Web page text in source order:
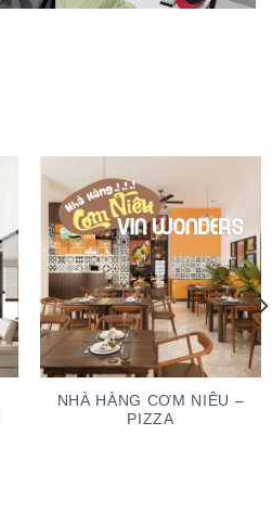
NHÀ HÀNG CƠM NIÊU –
PIZZA